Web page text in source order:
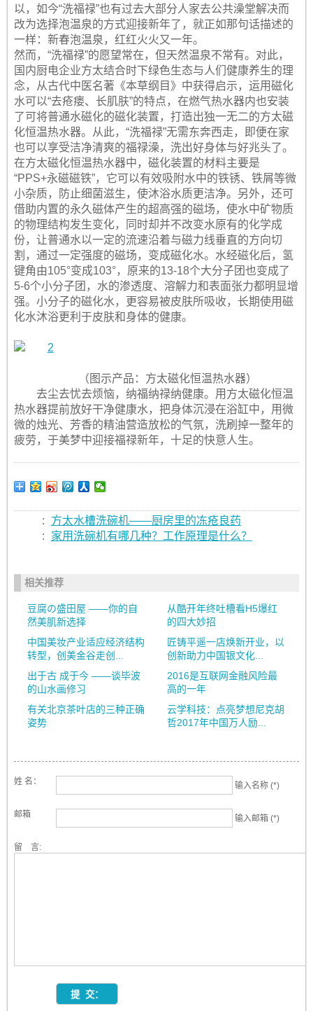
以，如今“洗福禄”也有过去大部分人家去公共澡堂解决而
改为选择泡温泉的方式迎接新年了，就正如那句话描述的
一样：新春泡温泉，红红火火又一年。
然而，“洗福禄”的愿望常在，但天然温泉不常有。对此，
国内厨电企业方太结合时下绿色生态与人们健康养生的理
念，从古代中医名著《本草纲目》中获得启示，运用磁化
水可以“去疮瘘、长肌肤”的特点，在燃气热水器内也安装
了可将普通水磁化的磁化装置，打造出独一无二的方太磁
化恒温热水器。从此，“洗福禄”无需东奔西走，即便在家
也可以享受洁净清爽的福禄澡，洗出好身体与好兆头了。
在方太磁化恒温热水器中，磁化装置的材料主要是
“PPS+永磁磁铁”，它可以有效吸附水中的铁锈、铁屑等微
小杂质，防止细菌滋生，使沐浴水质更洁净。另外，还可
借助内置的永久磁体产生的超高强的磁场，使水中矿物质
的物理结构发生变化，同时却并不改变水原有的化学成
份，让普通水以一定的流速沿着与磁力线垂直的方向切
割，通过一定强度的磁场，变成磁化水。水经磁化后，氢
键角由105°变成103°，原来的13-18个大分子团也变成了
5-6个小分子团，水的渗透度、溶解力和表面张力都明显增
强。小分子的磁化水，更容易被皮肤所吸收，长期使用磁
化水沐浴更利于皮肤和身体的健康。
（图示产品：方太磁化恒温热水器）
去尘去忧去烦恼，纳福纳禄纳健康。用方太磁化恒温
热水器提前放好干净健康水，把身体沉浸在浴缸中，用微
微的烛光、芳香的精油营造放松的气氛，洗刷掉一整年的
疲劳，于美梦中迎接福禄新年，十足的快意人生。
:
方太水槽洗碗机——厨房里的冻疮良药
:
家用洗碗机有哪几种？工作原理是什么？
相关推荐
豆腐の盛田屋 ——你的自
然美肌新选择
从酷开年终吐槽看H5爆红
的四大妙招
中国美妆产业适应经济结构
转型，创美金谷走创...
匠铸平遥一店焕新开业，以
创新助力中国银文化...
出于古 成于今 ——谈毕波
的山水画修习
2016是互联网金融风险最
高的一年
有关北京茶叶店的三种正确
姿势
云学科技：点亮梦想尼克胡
哲2017年中国万人励...
姓 名： 输入名称 (*)
邮箱 输入邮箱 (*)
留 言: